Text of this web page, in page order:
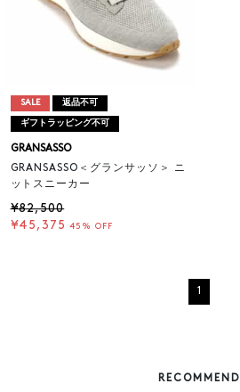
SALE 返品不可
ギフトラッピング不可
GRANSASSO
GRANSASSO＜グランサッソ＞ ニ
ットスニーカー
¥82,500
¥45,375 45% OFF
1
RECOMMEND